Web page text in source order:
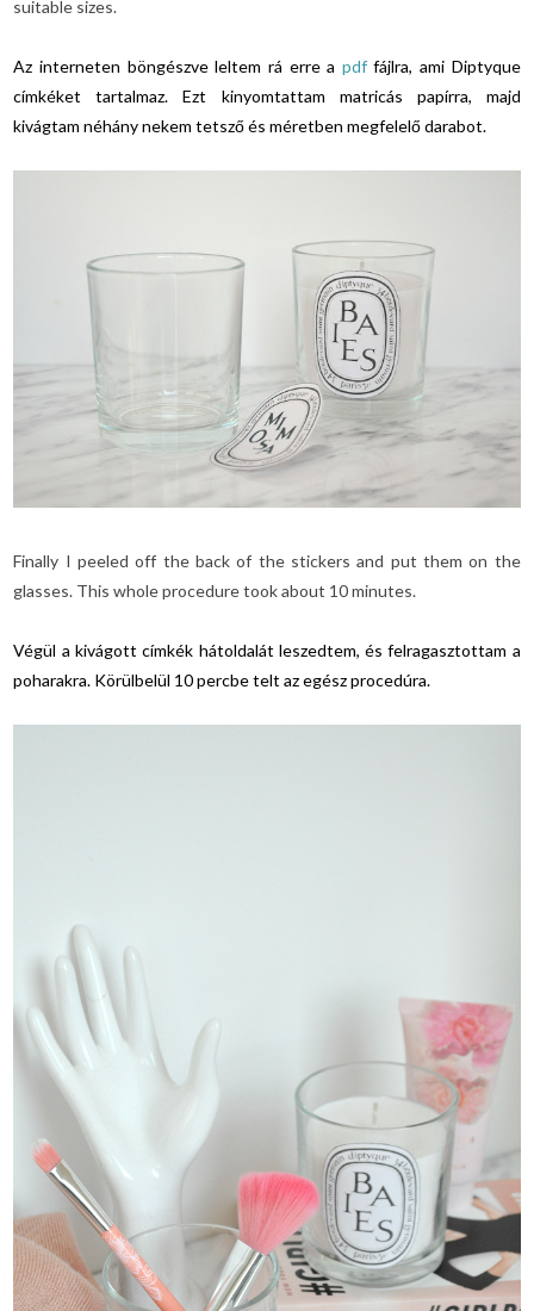
suitable sizes.
Az interneten böngészve leltem rá erre a pdffájlra, ami Diptyque
címkéket tartalmaz. Ezt kinyomtattam matricás papírra, majd
kivágtam néhány nekem tetsző és méretben megfelelő darabot.
Finally I peeled off the back of the stickers and put them on the
glasses. This whole procedure took about 10 minutes.
Végül a kivágott címkék hátoldalát leszedtem, és felragasztottam a
poharakra. Körülbelül 10 percbe telt az egész procedúra.